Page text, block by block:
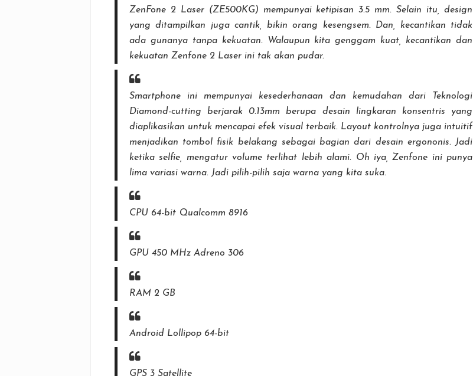
ZenFone 2 Laser (ZE500KG) mempunyai ketipisan 3.5 mm. Selain itu, design
yang ditampilkan juga cantik, bikin orang kesengsem. Dan, kecantikan tidak
ada gunanya tanpa kekuatan. Walaupun kita genggam kuat, kecantikan dan
kekuatan Zenfone 2 Laser ini tak akan pudar.
Smartphone ini mempunyai kesederhanaan dan kemudahan dari Teknologi
Diamond-cutting berjarak 0.13mm berupa desain lingkaran konsentris yang
diaplikasikan untuk mencapai efek visual terbaik. Layout kontrolnya juga intuitif
menjadikan tombol fisik belakang sebagai bagian dari desain ergononis. Jadi
ketika selfie, mengatur volume terlihat lebih alami. Oh iya, Zenfone ini punya
lima variasi warna. Jadi pilih-pilih saja warna yang kita suka.
CPU 64-bit Qualcomm 8916
GPU 450 MHz Adreno 306
RAM 2 GB
Android Lollipop 64-bit
GPS 3 Satellite